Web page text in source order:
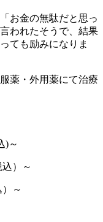
お金の無駄だと思っ
われたそうで、結果
ても励みになりま
薬・外用薬にて治療
)～
）～
～